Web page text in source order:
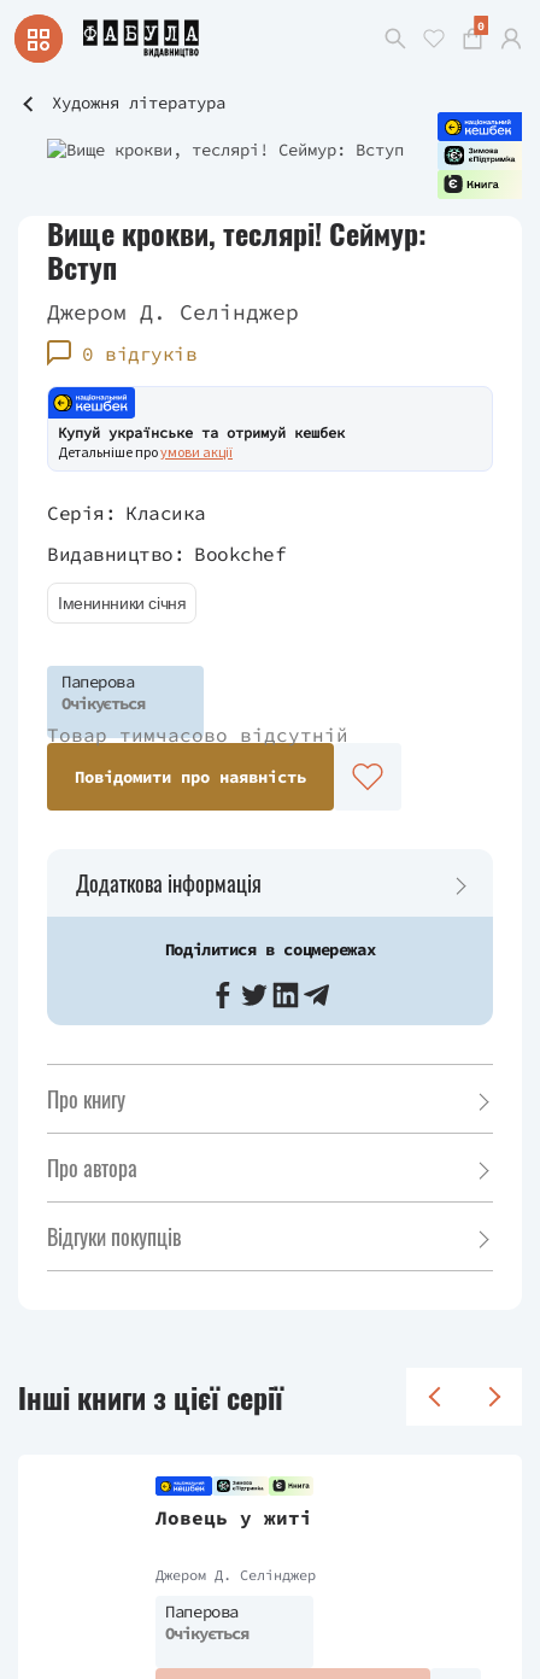
0
Художня література
Вище крокви, теслярі! Сеймур:
Вступ
Джером Д. Селінджер
0 відгуків
Купуй українське та отримуй кешбек
Детальніше проумови акції
Серія: Класика
Видавництво: Bookchef
Іменинники січня
Паперова
Очікується
Товар тимчасово відсутній
Повідомити про наявність
Додаткова інформація
Поділитися в соцмережах
Про книгу
Про автора
Відгуки покупців
Інші книги з цієї серії
Ловець у житі
Джером Д. Селінджер
Паперова
Очікується